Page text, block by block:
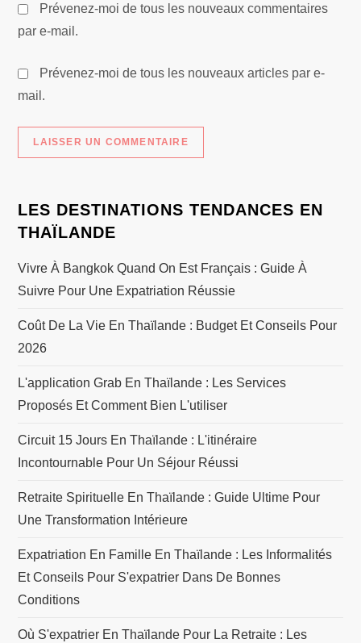
Prévenez-moi de tous les nouveaux commentaires
par e-mail.
Prévenez-moi de tous les nouveaux articles par e-
mail.
LES DESTINATIONS TENDANCES EN
THAÏLANDE
Vivre À Bangkok Quand On Est Français : Guide À
Suivre Pour Une Expatriation Réussie
Coût De La Vie En Thaïlande : Budget Et Conseils Pour
2026
L'application Grab En Thaïlande : Les Services
Proposés Et Comment Bien L'utiliser
Circuit 15 Jours En Thaïlande : L'itinéraire
Incontournable Pour Un Séjour Réussi
Retraite Spirituelle En Thaïlande : Guide Ultime Pour
Une Transformation Intérieure
Expatriation En Famille En Thaïlande : Les Informalités
Et Conseils Pour S'expatrier Dans De Bonnes
Conditions
Où S'expatrier En Thaïlande Pour La Retraite : Les